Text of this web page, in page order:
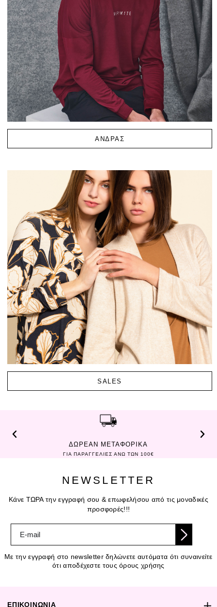
ΑΝΔΡΑΣ
SALES
ΔΩΡΕΑΝ ΑΛΛΑΓΗ ΠΡΟΪΟΝΤΩΝ
ΣΤΟΝ ΧΩΡΟ ΣΑΣ ΧΕΡΙ ΜΕ ΧΕΡΙ
NEWSLETTER
Κάνε ΤΩΡΑ την εγγραφή σου & επωφελήσου από τις μοναδικές
προσφορές!!!
Με την εγγραφή στο newsletter δηλώνετε αυτόματα ότι συναινείτε
ότι αποδέχεστε τους όρους χρήσης
ΕΠΙΚΟΙΝΩΝΙΑ